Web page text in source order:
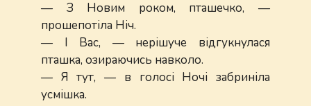
— З Новим роком, пташечко, —
прошепотіла Ніч.
— І Вас, — нерішуче відгукнулася
пташка, озираючись навколо.
— Я тут, — в голосі Ночі забриніла
усмішка.